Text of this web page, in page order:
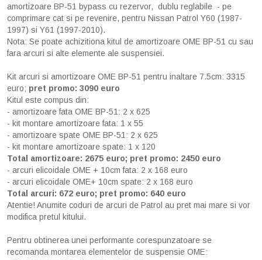
amortizoare BP-51 bypass cu rezervor, dublu reglabile - pe
comprimare cat si pe revenire, pentru Nissan Patrol Y60 (1987-
1997) si Y61 (1997-2010).
Nota: Se poate achizitiona kitul de amortizoare OME BP-51 cu sau
fara arcuri si alte elemente ale suspensiei.
Kit arcuri si amortizoare OME BP-51 pentru inaltare 7.5cm: 3315
euro; pret promo: 3090 euro
Kitul este compus din:
- amortizoare fata OME BP-51: 2 x 625
- kit montare amortizoare fata: 1 x 55
- amortizoare spate OME BP-51: 2 x 625
- kit montare amortizoare spate: 1 x 120
Total amortizoare: 2675 euro; pret promo: 2450 euro
- arcuri elicoidale OME + 10cm fata: 2 x 168 euro
- arcuri elicoidale OME+ 10cm spate: 2 x 168 euro
Total arcuri: 672 euro; pret promo: 640 euro
Atentie! Anumite coduri de arcuri de Patrol au pret mai mare si vor
modifica pretul kitului.
Pentru obtinerea unei performante corespunzatoare se
recomanda montarea elementelor de suspensie OME: